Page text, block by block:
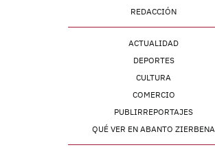
REDACCIÓN
ACTUALIDAD
DEPORTES
CULTURA
COMERCIO
PUBLIRREPORTAJES
QUÉ VER EN ABANTO ZIERBENA